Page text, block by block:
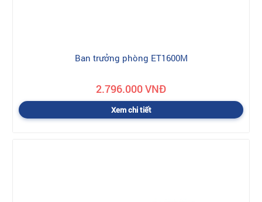
Ban trưởng phòng ET1600M
2.796.000 VNĐ
Xem chi tiết